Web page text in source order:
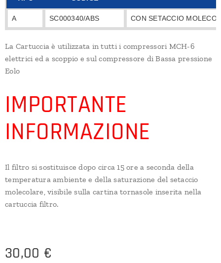
A SC000340/ABS CON SETACCIO
La Cartuccia è utilizzata in tutti i compressori MCH-6
elettrici ed a scoppio e sul compressore di Bassa pressione
Eolo
IMPORTANTE
INFORMAZIONE
Il filtro si sostituisce dopo circa 15 ore a seconda della
temperatura ambiente e della saturazione del setaccio
molecolare, visibile sulla cartina tornasole inserita nella
cartuccia filtro.
30,00 €